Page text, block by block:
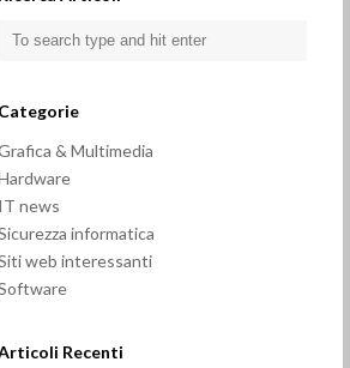
Categorie
& Multimedia
IT news
informatica
web interessanti
Recenti